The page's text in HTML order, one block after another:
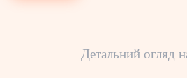
Детальний огляд